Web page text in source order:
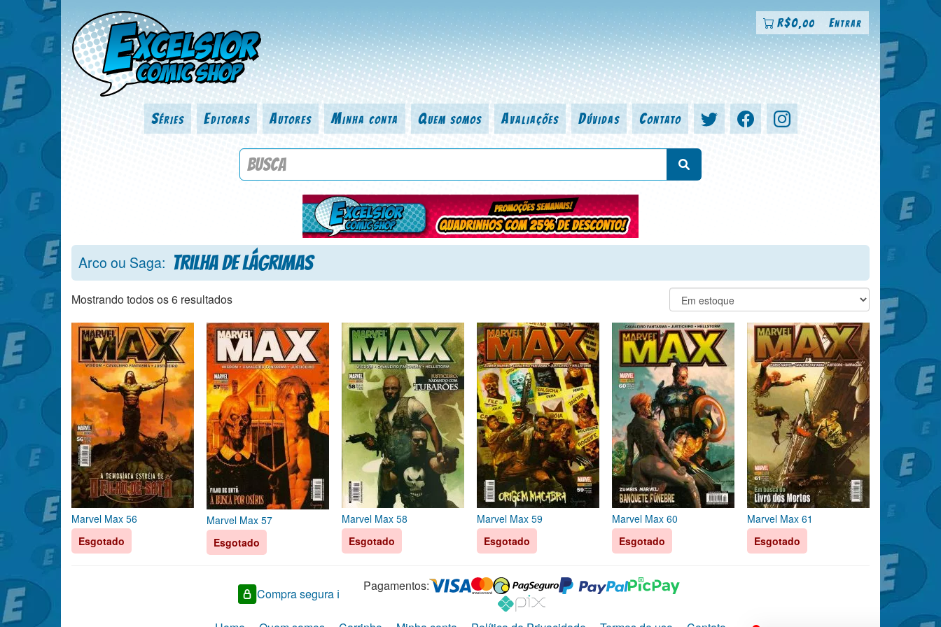
R$0,00 Entrar
Séries Editoras Autores Minha conta Quem somos Avaliações Dúvidas Contato
Procure por título da revista, personagem, série, escritor, desenhista, arte-finalista, colorista
Arco ou Saga: Trilha de Lágrimas
Mostrando todos os 6 resultados
Marvel Max 56
Esgotado
Marvel Max 57
Esgotado
Marvel Max 58
Esgotado
Marvel Max 59
Esgotado
Marvel Max 60
Esgotado
Marvel Max 61
Esgotado
Compra segura ℹ️
Pagamentos: